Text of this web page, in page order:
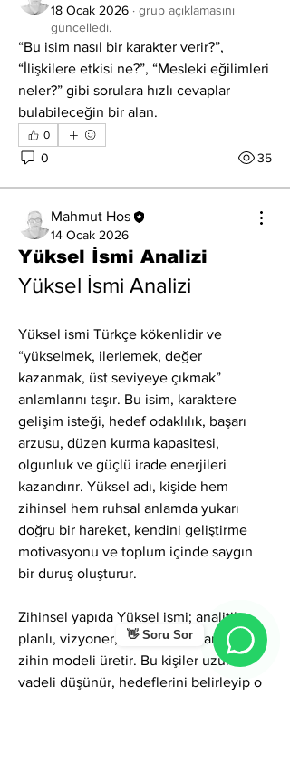
👋 Soru Sor
18 Ocak 2026 · grup açıklamasını
güncelledi.
“Bu isim nasıl bir karakter verir?”,
“İlişkilere etkisi ne?”, “Mesleki eğilimleri
neler?” gibi sorulara hızlı cevaplar
bulabileceğin bir alan.
0
0 35
Mahmut Hos
14 Ocak 2026
Yüksel İsmi Analizi
Yüksel İsmi Analizi
Yüksel ismi Türkçe kökenlidir ve
“yükselmek, ilerlemek, değer
kazanmak, üst seviyeye çıkmak”
anlamlarını taşır. Bu isim, karaktere
gelişim isteği, hedef odaklılık, başarı
arzusu, düzen kurma kapasitesi,
olgunluk ve güçlü irade enerjileri
kazandırır. Yüksel adı, kişide hem
zihinsel hem ruhsal anlamda yukarı
doğru bir hareket, kendini geliştirme
motivasyonu ve toplum içinde saygın
bir duruş oluşturur.
Zihinsel yapıda Yüksel ismi; analitik,
planlı, vizyoner, disiplinli ve kararlı bir
zihin modeli üretir. Bu kişiler uzun
vadeli düşünür, hedeflerini belirleyip o